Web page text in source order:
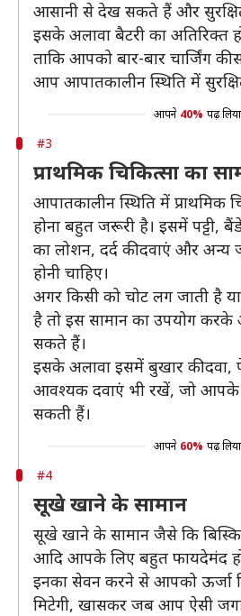
आसानी से देख सकते हैं और
इसके अलावा बैटरी का अतिरिक्त
ताकि आपको बार-बार चार्जिंग की
आप आपातकालीन स्थिति में
आपने 40% पढ़
#3
प्राथमिक चिकित्सा का
आपातकालीन स्थिति में प्राथमिक
होना बहुत जरूरी है। इसमें पट्टी,
का लोशन, दर्द की दवाएं और अन्य
होनी चाहिए।
अगर किसी को चोट लग जाती है
है तो इस सामान का उपयोग
सकते हैं।
इसके अलावा इसमें बुखार की दवा,
आवश्यक दवाएं भी रखें, जो आपके
सकती हैं।
आपने 60% पढ़
#4
सूखे खाने के सामान
सूखे खाने के सामान जैसे कि
आदि आपके लिए बहुत फायदेमंद
इनका सेवन करने से आपको ऊर्जा
मिटेगी, खासकर जब आप ऐसी